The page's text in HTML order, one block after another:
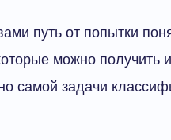
путь от попытки
можно получить
самой задачи